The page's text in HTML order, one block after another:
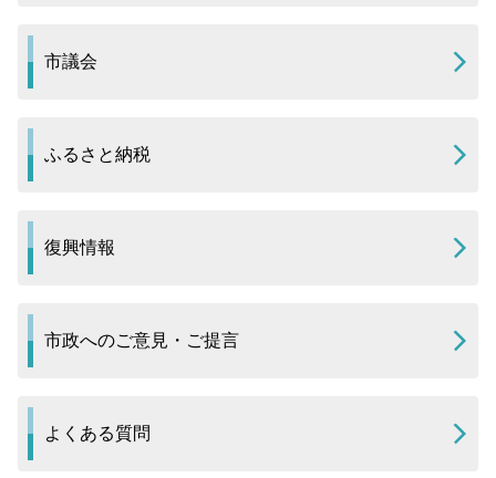
市議会
ふるさと納税
復興情報
市政へのご意見・ご提言
よくある質問